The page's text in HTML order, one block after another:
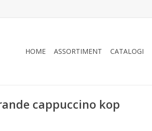
HOME ASSORTIMENT CATALOGI
cappuccino kop